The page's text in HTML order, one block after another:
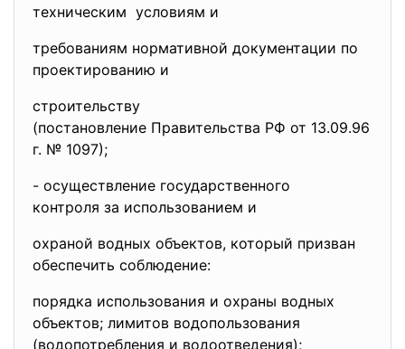
техническим условиям и
требованиям нормативной документации по
проектированию и
строительству
(постановление Правительства РФ от 13.09.96
г. № 1097);
- осуществление государственного
контроля за использованием и
охраной водных объектов, который призван
обеспечить соблюдение:
порядка использования и охраны водных
объектов; лимитов водопользования
(водопотребления и водоотведения);